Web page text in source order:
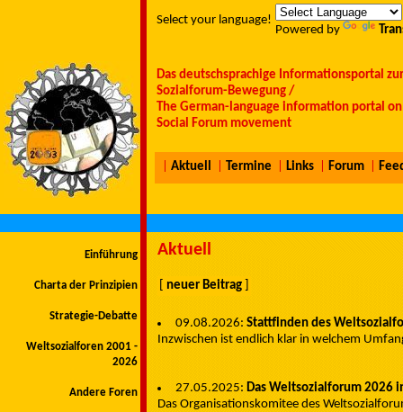
Select your language!
Powered by
Das deutschsprachige Informationsportal
Sozialforum-Bewegung /
The German-language information portal
Social Forum movement
Aktuell Termine Links Forum
Einführung
Charta der Prinzipien
Strategie-Debatte
Weltsozialforen 2001 -
2026
Andere Foren
Aktuell
neuer Beitrag
09.08.2026: Stattfinden des
Inzwischen ist endlich klar in welchem
27.05.2025: Das Weltsozialforum 2026
Das Organisationskomitee des